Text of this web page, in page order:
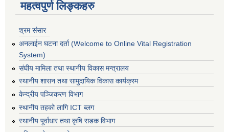
महत्वपुर्ण लिङ्कहरु
श्रम संसार
अनलाईन घटना दर्ता (Welcome to Online Vital Registration
System)
संघीय मामिला तथा स्थानीय विकास मन्त्रालय
स्थानीय शासन तथा सामुदायिक विकास कार्यक्रम
केन्द्रीय पञ्जिकरण विभाग
स्थानीय तहको लागि ICT ब्लग
स्थानीय पूर्वाधार तथा कृषि सडक विभाग